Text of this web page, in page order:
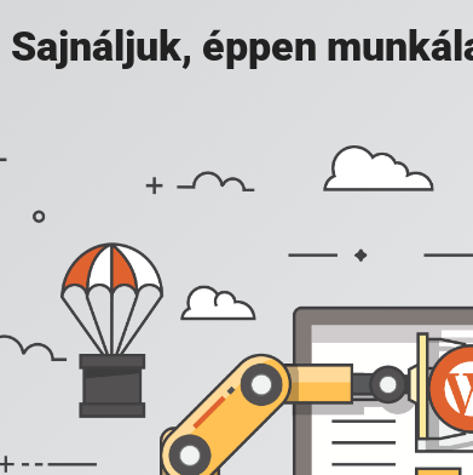
Sajnáljuk, éppen